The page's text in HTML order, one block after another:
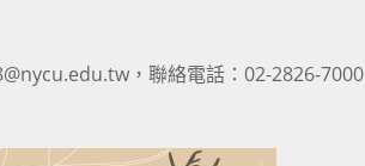
，聯絡電話：02-2826-7000